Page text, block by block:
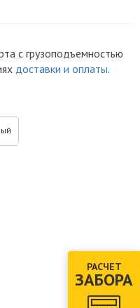
с грузоподъемностью
доставки и оплаты.
РАСЧЕТ
ЗАБОРА